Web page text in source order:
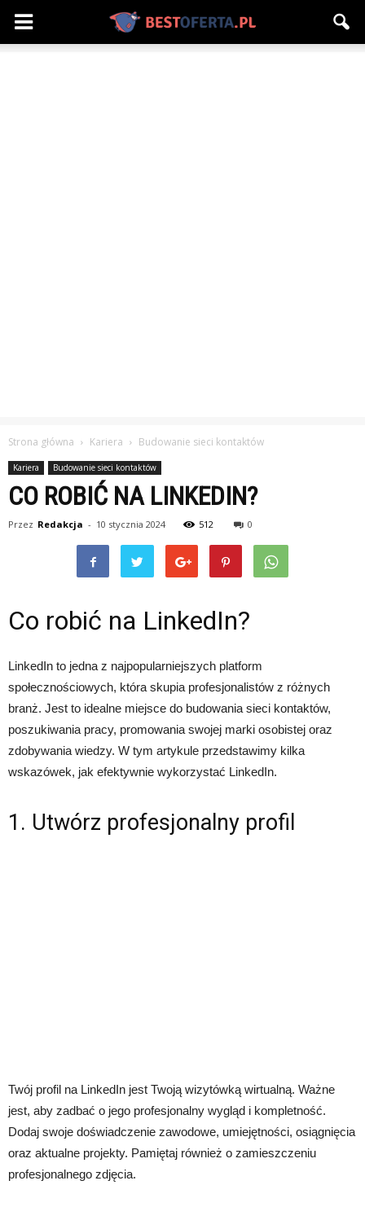
Strona główna Kariera Budowanie sieci kontaktów
Kariera Budowanie sieci kontaktów
CO ROBIĆ NA LINKEDIN?
Przez Redakcja - 10 stycznia 2024 512 0
Co robić na LinkedIn?
LinkedIn to jedna z najpopularniejszych platform
społecznościowych, która skupia profesjonalistów z różnych
branż. Jest to idealne miejsce do budowania sieci kontaktów,
poszukiwania pracy, promowania swojej marki osobistej oraz
zdobywania wiedzy. W tym artykule przedstawimy kilka
wskazówek, jak efektywnie wykorzystać LinkedIn.
1. Utwórz profesjonalny profil
Twój profil na LinkedIn jest Twoją wizytówką wirtualną. Ważne
jest, aby zadbać o jego profesjonalny wygląd i kompletność.
Dodaj swoje doświadczenie zawodowe, umiejętności, osiągnięcia
oraz aktualne projekty. Pamiętaj również o zamieszczeniu
profesjonalnego zdjęcia.